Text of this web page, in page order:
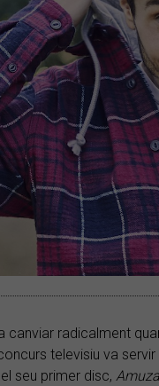
canviar radicalment
televisiu va
seu primer disc, Amuza